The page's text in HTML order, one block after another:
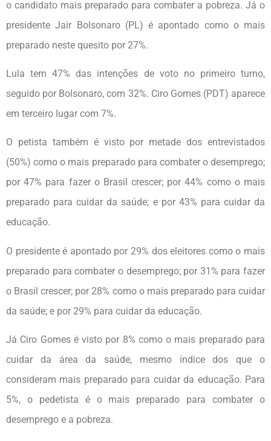
o candidato mais preparado para combater a pobreza. Já o
presidente Jair Bolsonaro (PL) é apontado como o mais
preparado neste quesito por 27%.
Lula tem 47% das intenções de voto no primeiro turno,
seguido por Bolsonaro, com 32%. Ciro Gomes (PDT) aparece
em terceiro lugar com 7%.
O petista também é visto por metade dos entrevistados
(50%) como o mais preparado para combater o desemprego;
por 47% para fazer o Brasil crescer; por 44% como o mais
preparado para cuidar da saúde; e por 43% para cuidar da
educação.
O presidente é apontado por 29% dos eleitores como o mais
preparado para combater o desemprego; por 31% para fazer
o Brasil crescer; por 28% como o mais preparado para cuidar
da saúde; e por 29% para cuidar da educação.
Já Ciro Gomes é visto por 8% como o mais preparado para
cuidar da área da saúde, mesmo índice dos que o
consideram mais preparado para cuidar da educação. Para
5%, o pedetista é o mais preparado para combater o
desemprego e a pobreza.